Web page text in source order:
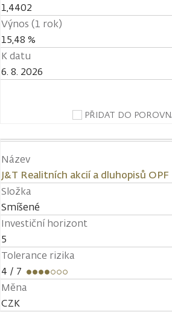
1,4402
Výnos (1 rok)
15,48 %
K datu
6. 8. 2026
PŘIDAT DO
Název
J&T Realitních akcií a dluhopisů OPF
Složka
Smíšené
Investiční horizont
5
Tolerance rizika
4 / 7
Měna
CZK